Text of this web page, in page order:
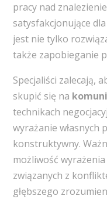
pracy nad
satysfakcjonujące
jest nie tylko
także zapobieganie
Specjaliści zalecają,
skupić się na
technikach
wyrażanie własnych
konstruktywny.
możliwość
związanych z
głębszego